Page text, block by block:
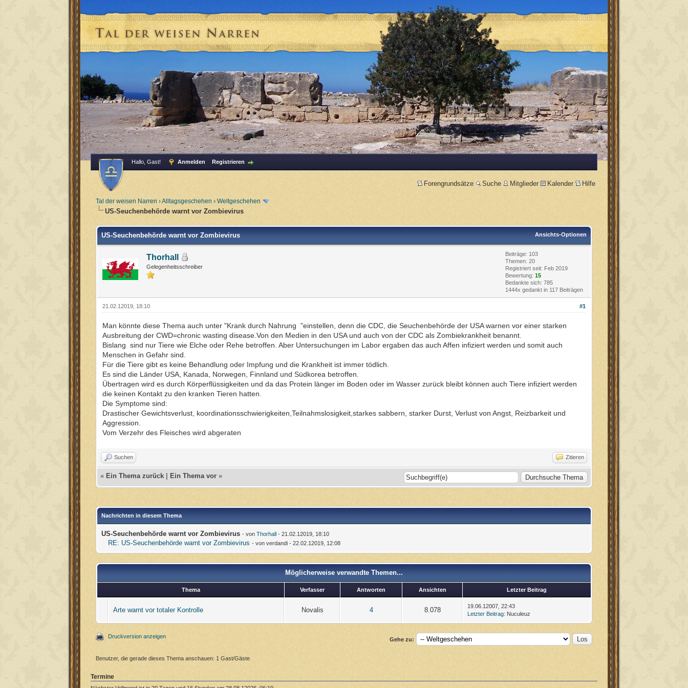
Hallo, Gast! Anmelden Registrieren
Forengrundsätze Suche Mitglieder Kalender Hilfe
Tal der weisen Narren ›Alltagsgeschehen › Weltgeschehen
US-Seuchenbehörde warnt vor Zombievirus
Ansichts-Optionen
US-Seuchenbehörde warnt vor Zombievirus
Thorhall
Gelegenheitsschreiber
Beiträge: 103
Themen: 20
Registriert seit: Feb 2019
Bewertung: 15
Bedankte sich: 785
1444x gedankt in 117 Beiträgen
#1
21.02.12019, 18:10
Man könnte diese Thema auch unter "Krank durch Nahrung "einstellen, denn die CDC, die Seuchenbehörde der USA warnen vor einer starken
Ausbreitung der CWD=chronic wasting disease.Von den Medien in den USA und auch von der CDC als Zombiekrankheit benannt.
Bislang sind nur Tiere wie Elche oder Rehe betroffen. Aber Untersuchungen im Labor ergaben das auch Affen infiziert werden und somit auch
Menschen in Gefahr sind.
Für die Tiere gibt es keine Behandlung oder Impfung und die Krankheit ist immer tödlich.
Es sind die Länder USA, Kanada, Norwegen, Finnland und Südkorea betroffen.
Übertragen wird es durch Körperflüssigkeiten und da das Protein länger im Boden oder im Wasser zurück bleibt können auch Tiere infiziert werden
die keinen Kontakt zu den kranken Tieren hatten.
Die Symptome sind:
Drastischer Gewichtsverlust, koordinationsschwierigkeiten,Teilnahmslosigkeit,starkes sabbern, starker Durst, Verlust von Angst, Reizbarkeit und
Aggression.
Vom Verzehr des Fleisches wird abgeraten
Suchen Zitieren
« Ein Thema zurück Ein Thema vor »
Nachrichten in diesem Thema
US-Seuchenbehörde warnt vor Zombievirus - von Thorhall - 21.02.12019, 18:10
RE: US-Seuchenbehörde warnt vor Zombievirus - von verdandi - 22.02.12019, 12:08
Möglicherweise verwandte Themen...
Thema Verfasser Antworten Ansichten Letzter Beitrag
Arte warnt vor totaler Kontrolle Novalis 4 8.078
19.06.12007, 22:43
Letzter Beitrag: Nuculeuz
Druckversion anzeigen Gehe zu:
Benutzer, die gerade dieses Thema anschauen: 1 Gast/Gäste
Termine